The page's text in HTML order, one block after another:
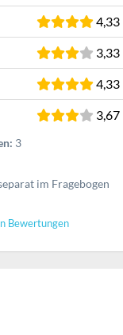
4,33
3,33
4,33
3,67
3
im Fragebogen
Bewertungen